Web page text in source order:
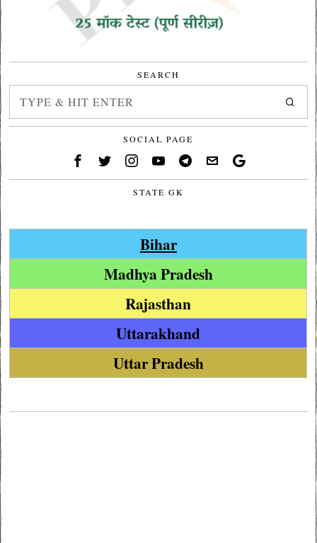
SEARCH
SOCIAL PAGE
STATE GK
Bihar
Madhya Pradesh
Rajasthan
Uttarakhand
Uttar Pradesh